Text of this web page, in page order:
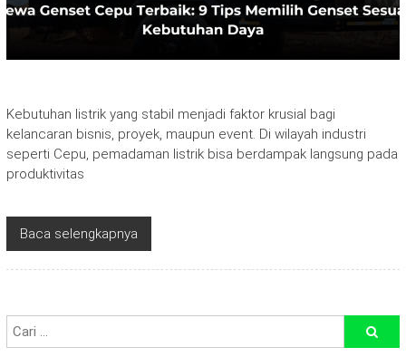
Kebutuhan listrik yang stabil menjadi faktor krusial bagi
kelancaran bisnis, proyek, maupun event. Di wilayah industri
seperti Cepu, pemadaman listrik bisa berdampak langsung pada
produktivitas
Baca selengkapnya